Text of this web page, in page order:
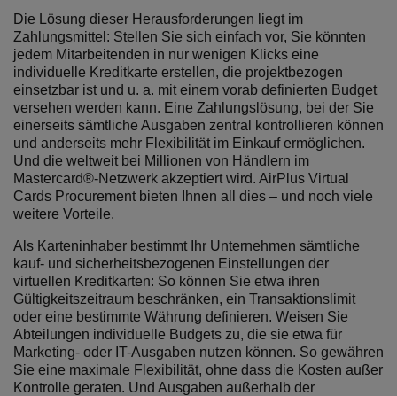
Die Lösung dieser Herausforderungen liegt im
Zahlungsmittel: Stellen Sie sich einfach vor, Sie könnten
jedem Mitarbeitenden in nur wenigen Klicks eine
individuelle Kreditkarte erstellen, die projektbezogen
einsetzbar ist und u. a. mit einem vorab definierten Budget
versehen werden kann. Eine Zahlungslösung, bei der Sie
einerseits sämtliche Ausgaben zentral kontrollieren können
und anderseits mehr Flexibilität im Einkauf ermöglichen.
Und die weltweit bei Millionen von Händlern im
Mastercard®-Netzwerk akzeptiert wird. AirPlus Virtual
Cards Procurement bieten Ihnen all dies – und noch viele
weitere Vorteile.
Als Karteninhaber bestimmt Ihr Unternehmen sämtliche
kauf- und sicherheitsbezogenen Einstellungen der
virtuellen Kreditkarten: So können Sie etwa ihren
Gültigkeitszeitraum beschränken, ein Transaktionslimit
oder eine bestimmte Währung definieren. Weisen Sie
Abteilungen individuelle Budgets zu, die sie etwa für
Marketing- oder IT-Ausgaben nutzen können. So gewähren
Sie eine maximale Flexibilität, ohne dass die Kosten außer
Kontrolle geraten. Und Ausgaben außerhalb der